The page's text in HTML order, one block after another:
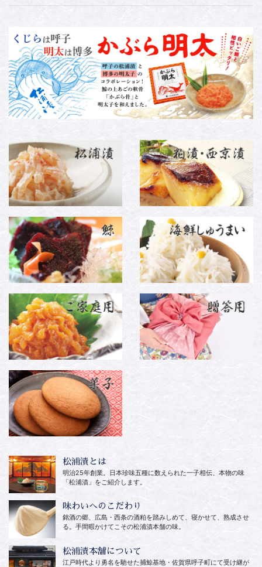
松浦漬とは
明治25年創業。日本珍味五種に数えられた一子相伝、本物の味
「松浦漬」をご紹介します。
味わいへのこだわり
銘酒の郷、広島・西条の酒粕を踏みしめて、寝かせて、熟成させ
る。手間暇かけてこその松浦漬本舗の味。
松浦漬本舗について
江戸時代より勇名を馳せた捕鯨基地・佐賀県呼子町にて受け継が